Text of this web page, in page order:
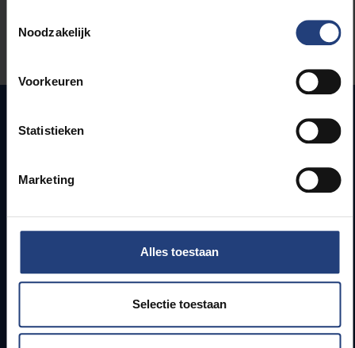
Noodzakelijk
Voorkeuren
Statistieken
Marketing
Alles toestaan
Selectie toestaan
Webmail
Lesroosters
Bereikbaarheid
Campusfaciliteiten
Info voor